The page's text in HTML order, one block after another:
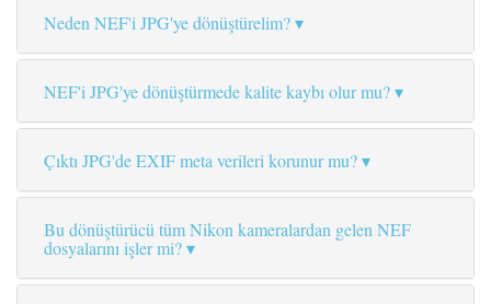
Neden NEF'i JPG'ye dönüştürelim?
NEF'i JPG'ye dönüştürmede kalite kaybı olur mu?
Çıktı JPG'de EXIF meta verileri korunur mu?
Bu dönüştürücü tüm Nikon kameralardan gelen NEF
dosyalarını işler mi?